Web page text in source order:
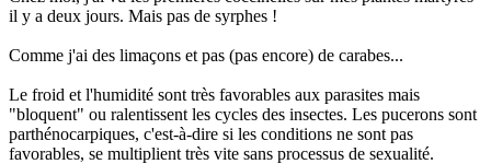
il y a deux jours. Mais pas de syrphes !
Comme j'ai des limaçons et pas (pas encore) de carabes...
Le froid et l'humidité sont très favorables aux parasites mais
"bloquent" ou ralentissent les cycles des insectes. Les pucerons sont
parthénocarpiques, c'est-à-dire si les conditions ne sont pas
favorables, se multiplient très vite sans processus de sexualité.